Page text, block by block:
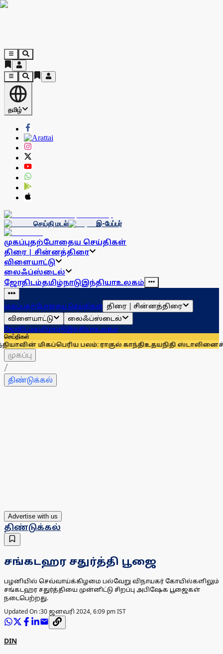
தமிழ்
செய்தி மடல் இ-பேப்பர்
முகப்புதற்போதைய செய்திகள்
திரை | சின்னத்திரை
விளையாட்டு
லைஃப்ஸ்டைல்
ஜோதிடம்தமிழ்நாடுஇந்தியாஉலகம்
முகப்புதற்போதைய செய்திகள் திரை | சின்னத்திரை
விளையாட்டு
லைஃப்ஸ்டைல்
ஜோதிடம்தமிழ்நாடுஇந்தியாஉலகம்
செய்திகள்
பலம்: ராகுல் காந்திஉதயநிதி ஸ்டாலினைச் சந்தித்து
முகப்பு
/
திண்டுக்கல்
Advertise with us
திண்டுக்கல்
சங்கடஹர சதுர்த்தி பூஜை
பழனியில் செவ்வாய்க்கிழமை பல்வேறு விநாயகர் கோயில்களிலும்
சங்கடஹர சதுர்த்தியை முன்னிட்டு சிறப்பு அபிஷேக பூஜைகள்
நடைபெற்றது.
Updated On :30 ஜனவரி 2024, 6:09 pm IST
DIN